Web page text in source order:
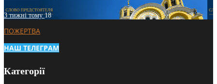
3 тижні тому18
ПОЖЕРТВА
НАШ ТЕЛЕГРАМ
Категорії